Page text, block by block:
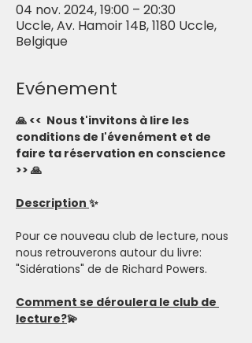
04 nov. 2024, 19:00 – 20:30
Uccle, Av. Hamoir 14B, 1180 Uccle,
Belgique
Evénement
🙏 <<  Nous t'invitons à lire les
conditions de l'évenément et de
faire ta réservation en conscience
>> 🙏
Description ✨
Pour ce nouveau club de lecture, nous
nous retrouverons autour du livre:
"Sidérations" de de Richard Powers.
Comment se déroulera le club de
lecture?💫